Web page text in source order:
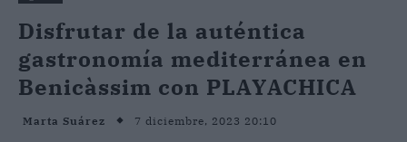
Disfrutar de la auténtica
gastronomía mediterránea en
Benicàssim con PLAYACHICA
Marta Suárez 7 diciembre, 2023 20:10